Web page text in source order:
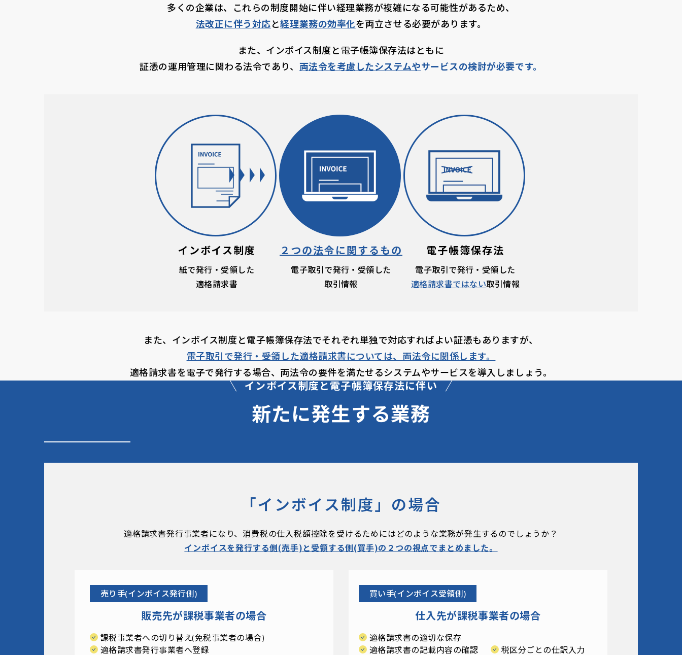
多くの企業は、これらの制度開始に伴い経理業務が複雑になる可能性があるため、
法改正に伴う対応と経理業務の効率化を両立させる必要があります。
また、インボイス制度と電子帳簿保存法はともに
証憑の運用管理に関わる法令であり、 両法令を考慮したシステムやサービスの検討が必要です。
インボイス制度
紙で発行・受領した
適格請求書
２つの法令に関するもの
電子取引で発行・受領した
取引情報
電子帳簿保存法
電子取引で発行・受領した
適格請求書ではない取引情報
また、インボイス制度と電子帳簿保存法でそれぞれ単独で対応すればよい証憑もありますが、
電子取引で発行・受領した適格請求書については、 両法令に関係します。
適格請求書を電子で発行する場合、 両法令の要件を満たせるシステムやサービスを導入しましょう。
インボイス制度と 電子帳簿保存法に伴い
新たに発生する業務
「インボイス制度」の場合
適格請求書発行事業者になり、消費税の仕入税額控除を受けるためには どのような業務が発生するのでしょうか？
インボイスを発行する側(売手)と受領する側(買手)の ２つの視点でまとめました。
売り手(インボイス発行側)
販売先が課税事業者の場合
課税事業者への切り替え(免税事業者の場合)
適格請求書発行事業者へ登録
買い手(インボイス受領側)
仕入先が課税事業者の場合
適格請求書の適切な保存
適格請求書の記載内容の確認
税区分ごとの仕訳入力